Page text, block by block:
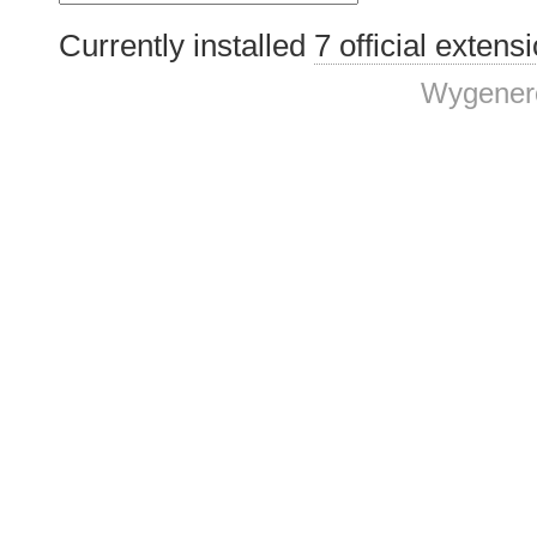
Currently installed 7 official